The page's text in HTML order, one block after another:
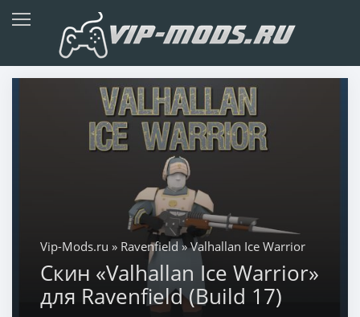
Vip-Mods.ru » Ravenfield » Valhallan Ice Warrior
Скин «Valhallan Ice Warrior»
для Ravenfield (Build 17)